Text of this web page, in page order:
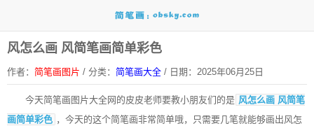
风怎么画 风简笔画简单彩色
作者： 简笔画图片 / 分类： 简笔画大全 / 日期：2025年06月25日
今天简笔画图片大全网 的皮皮老师要教小朋友们的是 风怎么画 风简笔
画简单彩色 ，今天的这个简笔画非常简单哦，只需要几笔就能够画出风怎